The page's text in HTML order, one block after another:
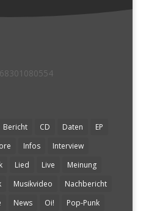
Bericht CD Daten
EP
Infos
Interview
Lied Live
Meinung
Musikvideo
Nachbericht
News Oi! Pop-Punk